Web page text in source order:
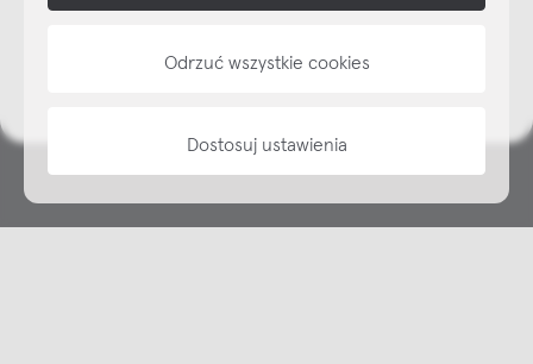
NAP
Odrzuć wszystkie cookies
Dostosuj ustawienia